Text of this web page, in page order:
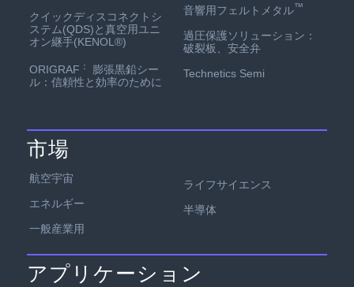
クイックディスコネクトシ
ステム(QDS)と真空用ユニ
オン継手(KENOL®)
ORIGRAF ：
膨張黒鉛シー
ル：信頼性と効率のために
音響用フェルトメタル™
過圧保護ソリューション：
破裂板、安全弁
Technetics Semi
市場
航空宇宙
エネルギー
一般産業用
ライフサイエンス
半導体
アプリケーション